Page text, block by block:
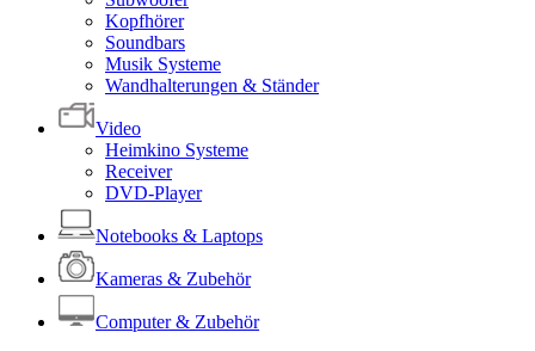
Kopfhörer
Soundbars
Musik Systeme
Wandhalterungen & Ständer
Video
Heimkino Systeme
Receiver
DVD-Player
Notebooks & Laptops
Kameras & Zubehör
Computer & Zubehör